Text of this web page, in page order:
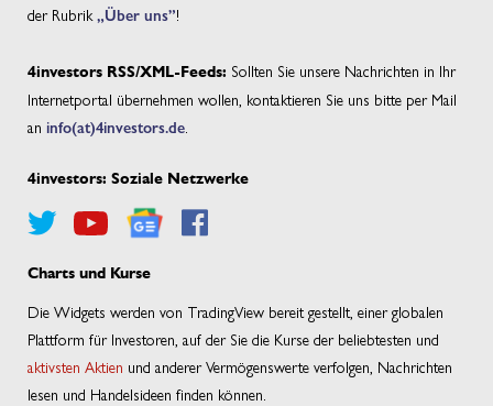
der Rubrik„Über uns”!
4investors RSS/XML-Feeds: Sollten Sie unsere Nachrichten in Ihr
Internetportal übernehmen wollen, kontaktieren Sie uns bitte per Mail
an info(at)4investors.de.
4investors: Soziale Netzwerke
Charts und Kurse
Die Widgets werden von TradingView bereit gestellt, einer globalen
Plattform für Investoren, auf der Sie die Kurse der beliebtesten und
aktivsten Aktien und anderer Vermögenswerte verfolgen, Nachrichten
lesen und Handelsideen finden können.